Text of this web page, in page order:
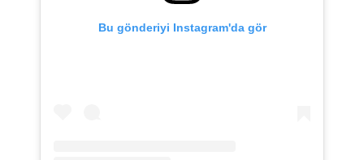
Bu gönderiyi Instagram'da gör